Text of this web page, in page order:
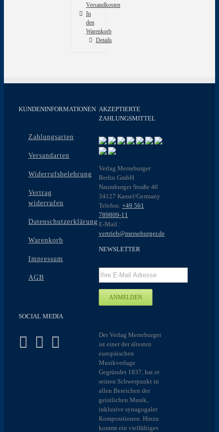
Versandkosten
In
den
Warenkorb
Details
KUNDENINFORMATIONEN
Zahlungsarten
Versandarten
Widerrufsbelehrung
Vertrag
widerrufen
Datenschutzerklärung
Warenkorb
Impressum
AGB
SOCIAL MEDIA
AKZEPTIERTE
ZAHLUNGSMITTEL
Verlag Merseburger
Berlin GmbH
Naumburger Straße 40
34127 Kassel/Germany
Telefon: +49 561
789809-11
E-Mail :
vertrieb@merseburger.de
NEWSLETTER
Der Verlag Merseburger
ist einer der ältesten
europäischen
Musikverlage.
Gegründet 1837, hat er
seinen Schwerpunkt in
allen Bereichen der
geistlichen Musik,
inklusive synagogaler
Kompositionen. Hinzu
kommt ein vielfältiges